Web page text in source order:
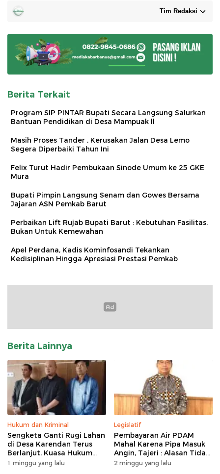
Tim Redaksi
Berita Terkait
Program SIP PINTAR Bupati Secara Langsung Salurkan
Bantuan Pendidikan di Desa Mampuak ll
Masih Proses Tander , Kerusakan Jalan Desa Lemo
Segera Diperbaiki Tahun Ini
Felix Turut Hadir Pembukaan Sinode Umum ke 25 GKE
Mura
Bupati Pimpin Langsung Senam dan Gowes Bersama
Jajaran ASN Pemkab Barut
Perbaikan Lift Rujab Bupati Barut : Kebutuhan Fasilitas,
Bukan Untuk Kemewahan
Apel Perdana, Kadis Kominfosandi Tekankan
Kedisiplinan Hingga Apresiasi Prestasi Pemkab
Berita Lainnya
Hukum dan Kriminal
Sengketa Ganti Rugi Lahan
di Desa Karendan Terus
Berlanjut, Kuasa Hukum
Ajukan Kasasi
1 minggu yang lalu
Legislatif
Pembayaran Air PDAM
Mahal Karena Pipa Masuk
Angin, Tajeri : Alasan Tidak
Masuk Akal
2 minggu yang lalu